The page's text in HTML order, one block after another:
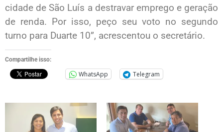
cidade de São Luís a destravar emprego e geração
de renda. Por isso, peço seu voto no segundo
turno para Duarte 10”, acrescentou o secretário.
Compartilhe isso:
WhatsApp Telegram